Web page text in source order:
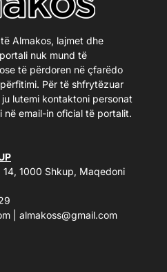
Almakos, lajmet dhe
nuk mund të
të përdoren në çfarëdo
Për të shfrytëzuar
lutemi kontaktoni personat
në email-in oficial të portalit.
14, 1000 Shkup, Maqedoni
almakoss@gmail.com